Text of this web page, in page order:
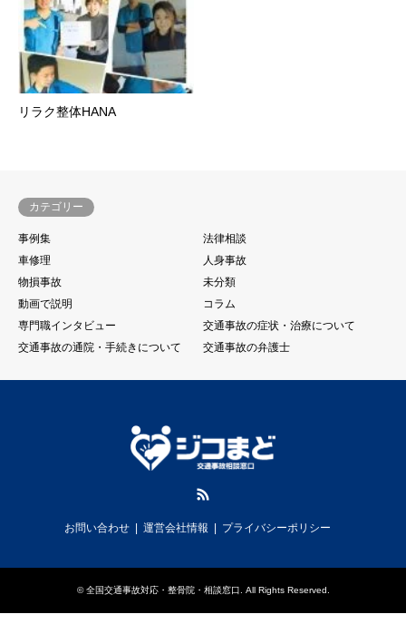
リラク整体HANA
カテゴリー
事例集
法律相談
車修理
人身事故
物損事故
未分類
動画で説明
コラム
専門職インタビュー
交通事故の症状・治療について
交通事故の通院・手続きについて
交通事故の弁護士
お問い合わせ 運営会社情報 プライバシーポリシー
©全国交通事故対応・整骨院・相談窓口 . All Rights Reserved.